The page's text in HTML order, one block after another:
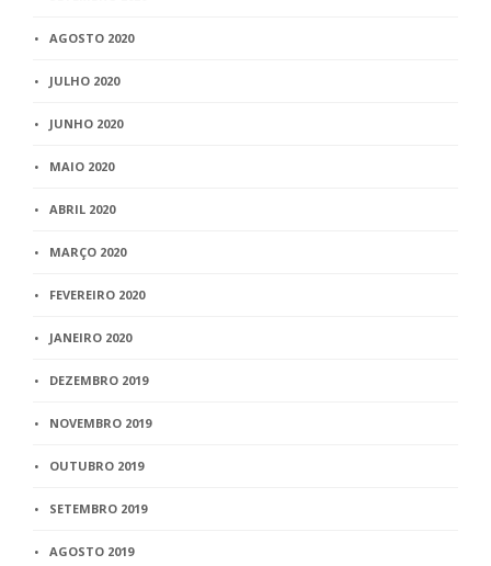
AGOSTO 2020
JULHO 2020
JUNHO 2020
MAIO 2020
ABRIL 2020
MARÇO 2020
FEVEREIRO 2020
JANEIRO 2020
DEZEMBRO 2019
NOVEMBRO 2019
OUTUBRO 2019
SETEMBRO 2019
AGOSTO 2019